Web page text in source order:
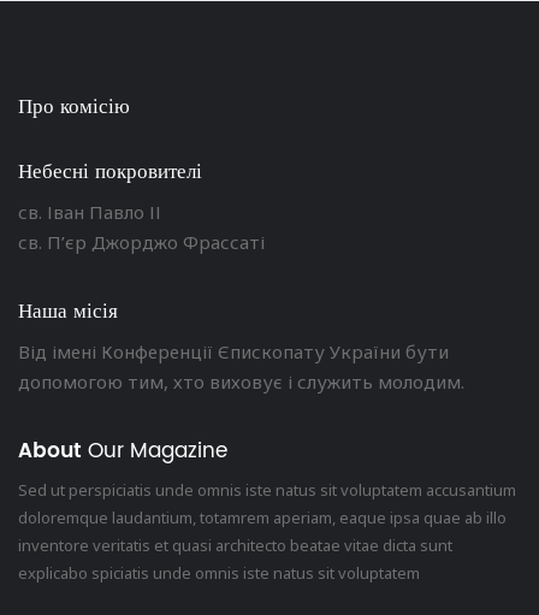
Про комісію
Небесні покровителі
св. Іван Павло ІІ
св. П’єр Джорджо Фрассаті
Наша місія
Від імені Конференції Єпископату України бути
допомогою тим, хто виховує і служить молодим.
About Our Magazine
Sed ut perspiciatis unde omnis iste natus sit voluptatem accusantium
doloremque laudantium, totamrem aperiam, eaque ipsa quae ab illo
inventore veritatis et quasi architecto beatae vitae dicta sunt
explicabo spiciatis unde omnis iste natus sit voluptatem